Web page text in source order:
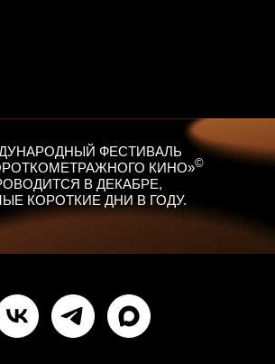
ФЕСТИВАЛЬ
КИНО»©
В ДЕКАБРЕ,
КОРОТКИЕ ДНИ В ГОДУ.